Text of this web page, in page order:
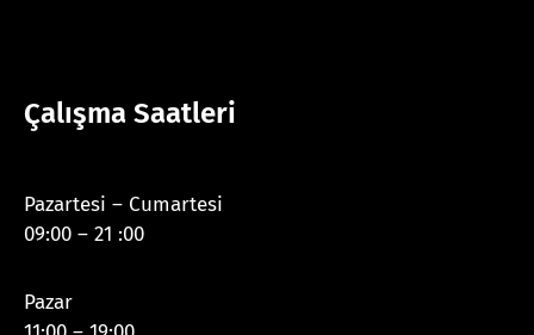
Çalışma Saatleri
Pazartesi – Cumartesi
09:00 – 21 :00
Pazar